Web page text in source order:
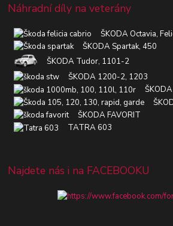
Náhradní díly na veterány
ŠKODA Octavia,
ŠKODA Spartak, 450
ŠKODA Tudor, 1101-2
ŠKODA 1200-2, 1203
ŠKODA FAVORIT
TATRA 603
Najdete nás i na FACEBOOKU